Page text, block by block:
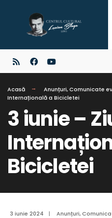
Acasă Anunțuri,Comunicate
Internațională a Bicicletei
3 iunie –
Bicicletei
3 iunie 2024 | Anunțuri,